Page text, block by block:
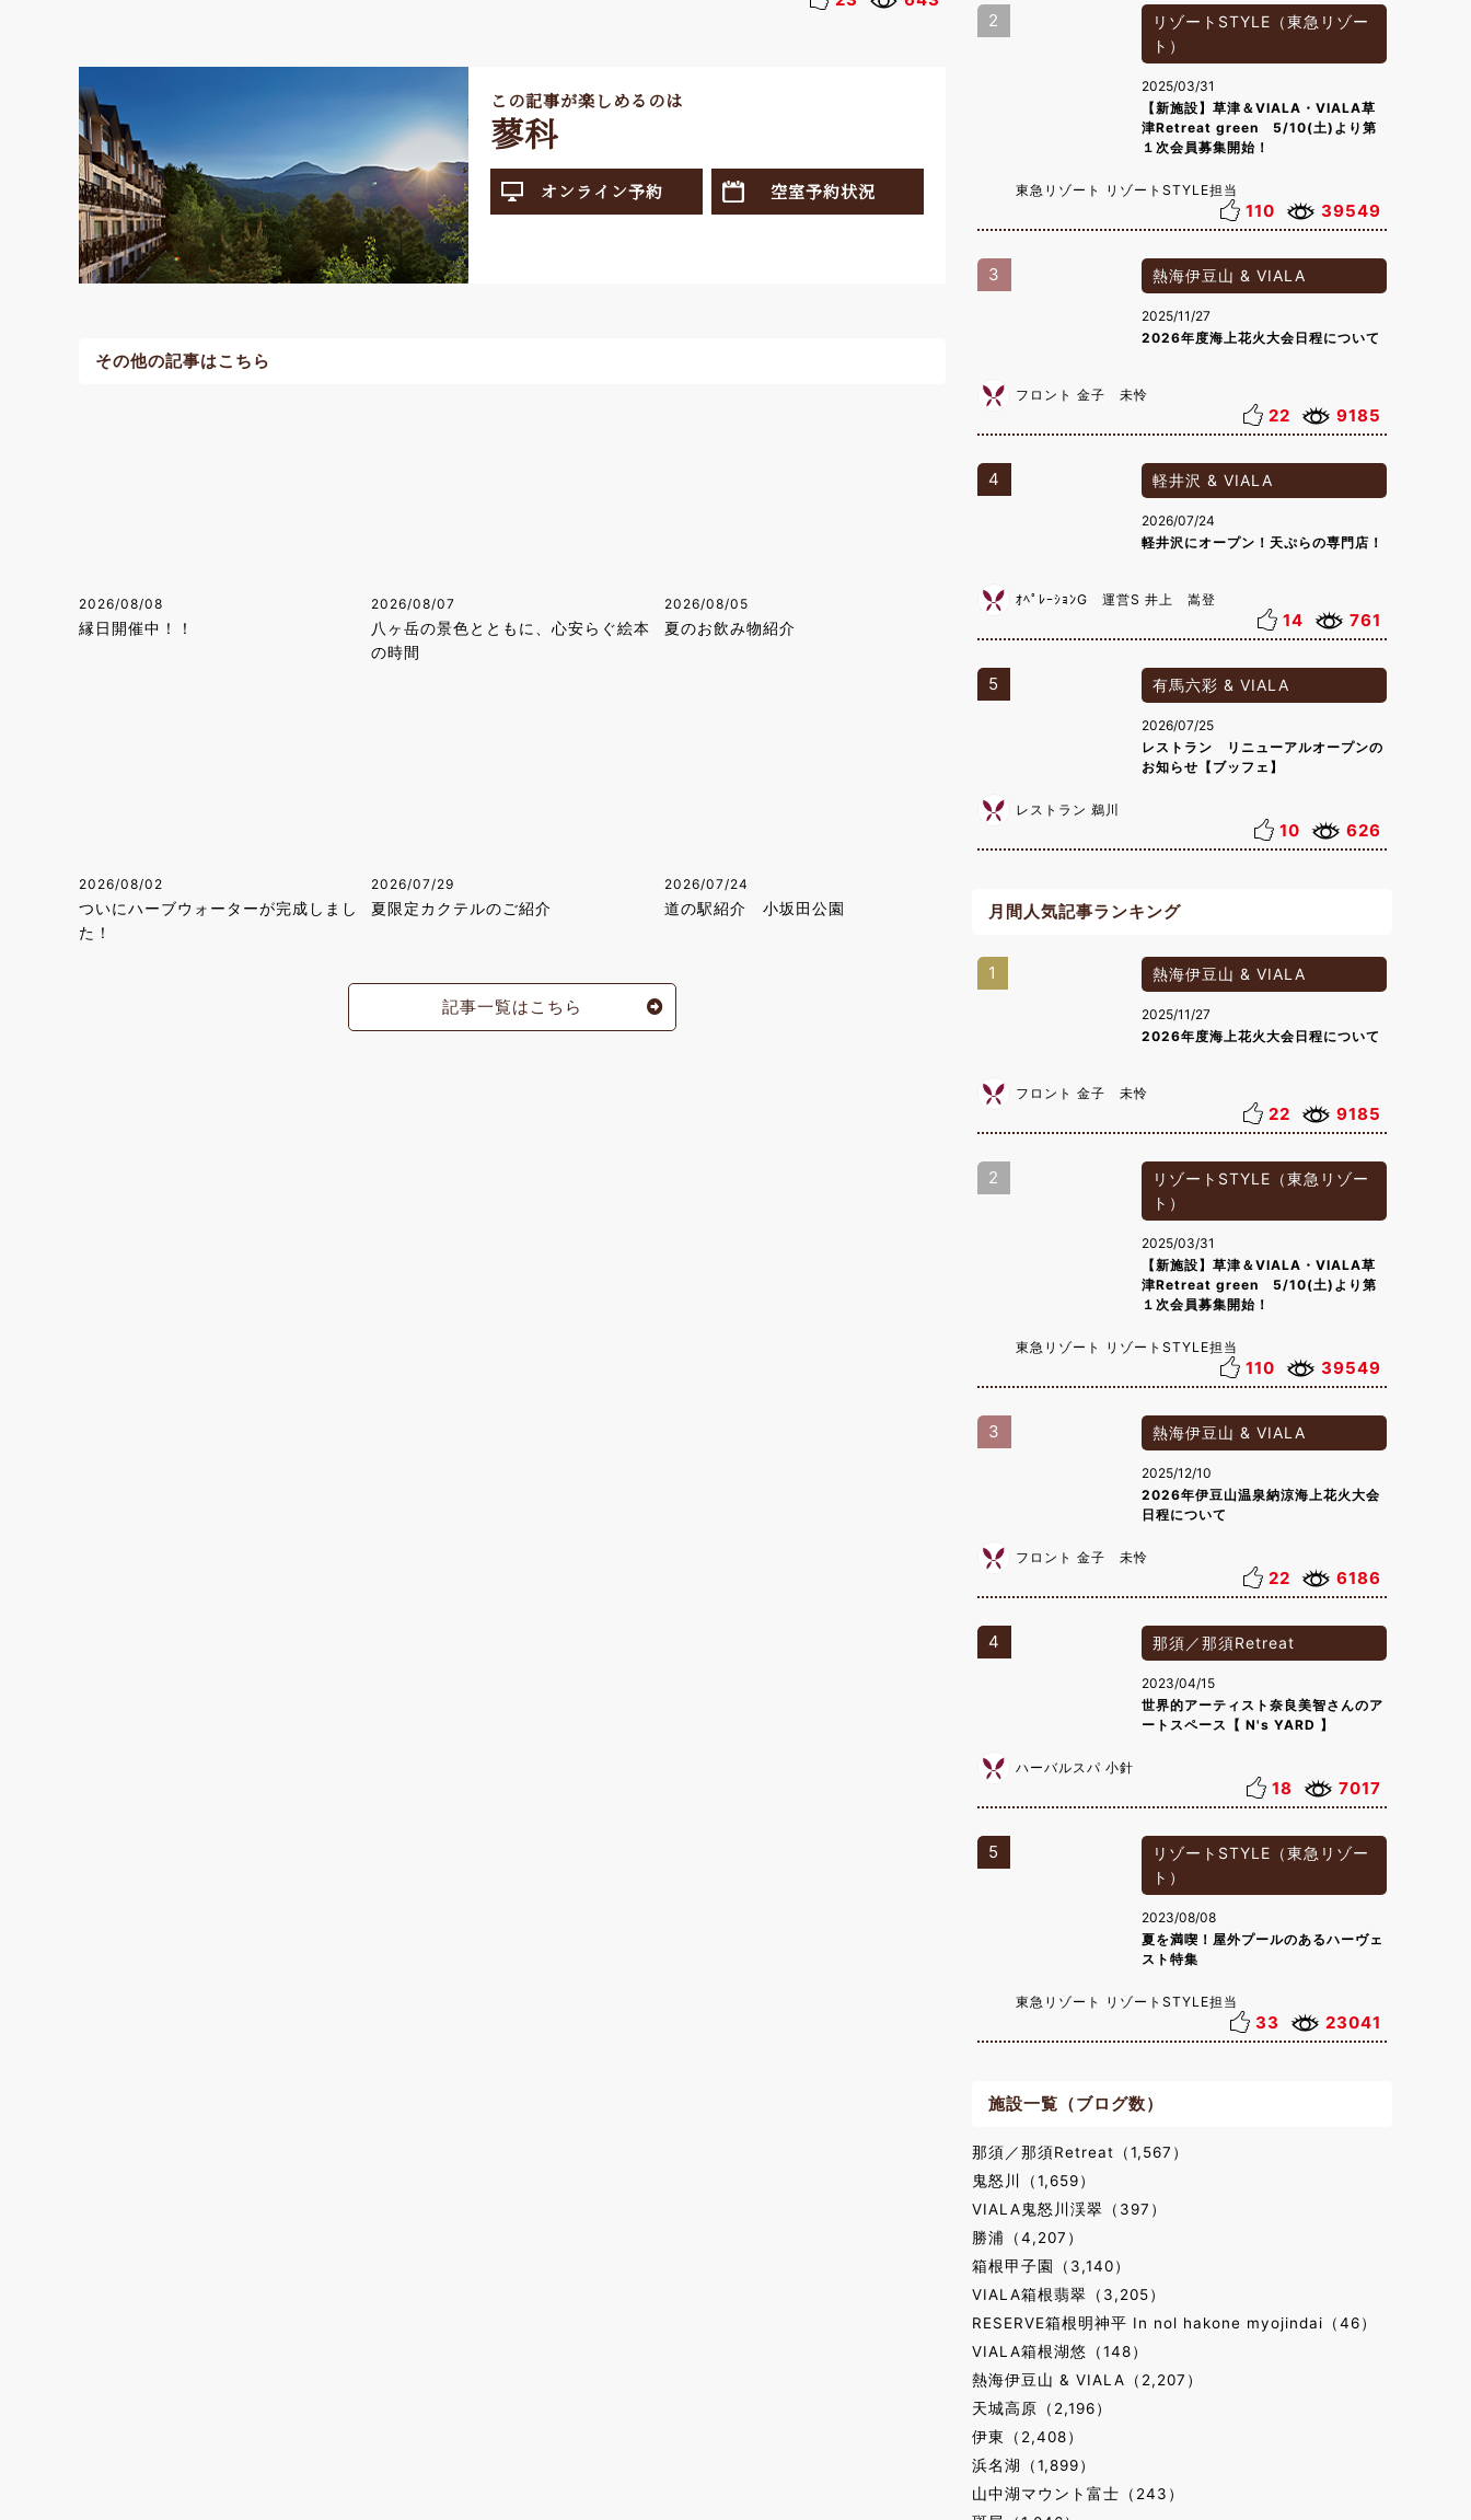
この記事が楽しめるのは
蓼科
オンライン予約 空室予約状況
その他の記事はこちら
2026/08/08
縁日開催中！！
2026/08/07
八ヶ岳の景色とともに、心安らぐ絵本
の時間
2026/08/05
夏のお飲み物紹介
2026/08/02
ついにハーブウォーターが完成しまし
た！
2026/07/29
夏限定カクテルのご紹介
2026/07/24
道の駅紹介 小坂田公園
記事一覧はこちら
2
リゾートSTYLE（東急リゾー
ト）
2025/03/31
【新施設】草津＆VIALA・VIALA草
津Retreat green 5/10(土)より第
１次会員募集開始！
東急リゾート リゾートSTYLE担当
110 39549
3 熱海伊豆山 & VIALA
2025/11/27
2026年度海上花火大会日程について
フロント 金子 未怜
22 9185
4 軽井沢 & VIALA
2026/07/24
軽井沢にオープン！天ぷらの専門店！
ｵﾍﾟﾚｰｼｮﾝG 運営S 井上 嵩登
14 761
5 有馬六彩 & VIALA
2026/07/25
レストラン リニューアルオープンの
お知らせ【ブッフェ】
レストラン 鵜川
10 626
月間人気記事ランキング
1 熱海伊豆山 & VIALA
2025/11/27
2026年度海上花火大会日程について
フロント 金子 未怜
22 9185
2
リゾートSTYLE（東急リゾー
ト）
2025/03/31
【新施設】草津＆VIALA・VIALA草
津Retreat green 5/10(土)より第
１次会員募集開始！
東急リゾート リゾートSTYLE担当
110 39549
3 熱海伊豆山 & VIALA
2025/12/10
2026年伊豆山温泉納涼海上花火大会
日程について
フロント 金子 未怜
22 6186
4 那須／那須Retreat
2023/04/15
世界的アーティスト奈良美智さんのア
ートスペース【 N's YARD 】
ハーバルスパ 小針
18 7017
5
リゾートSTYLE（東急リゾー
ト）
2023/08/08
夏を満喫！屋外プールのあるハーヴェ
スト特集
東急リゾート リゾートSTYLE担当
33 23041
施設一覧（ブログ数）
那須／那須Retreat（1,567）
鬼怒川（1,659）
VIALA鬼怒川渓翠（397）
勝浦（4,207）
箱根甲子園（3,140）
VIALA箱根翡翠（3,205）
RESERVE箱根明神平 In nol hakone myojindai（46）
VIALA箱根湖悠（148）
熱海伊豆山 & VIALA（2,207）
天城高原（2,196）
伊東（2,408）
浜名湖（1,899）
山中湖マウント富士（243）